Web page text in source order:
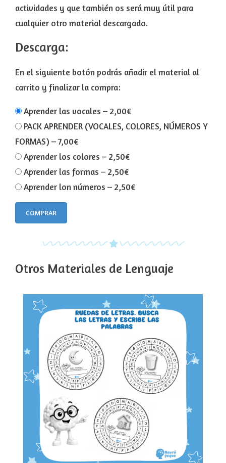
actividades y que también os será muy útil para
cualquier otro material descargado.
Descarga:
En el siguiente botón podrás añadir el material al
carrito y finalizar la compra:
Aprender las vocales – 2,00€
PACK APRENDER (VOCALES, COLORES, NÚMEROS Y
FORMAS) –7,00€
Aprender los colores – 2,50€
Aprender las formas – 2,50€
Aprender lon números – 2,50€
COMPRAR
Otros Materiales de Lenguaje